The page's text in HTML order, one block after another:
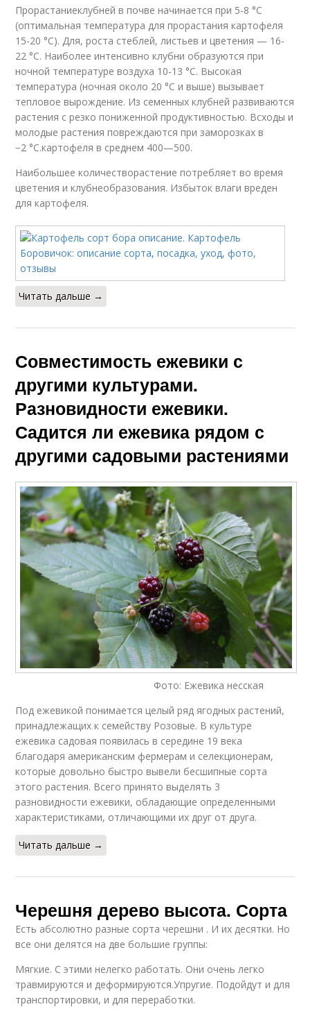
Прорастаниеклубней в почве начинается при 5-8 °C
(оптимальная температура для прорастания картофеля
15-20 °C). Для, роста стеблей, листьев и цветения — 16-
22 °C. Наиболее интенсивно клубни образуются при
ночной температуре воздуха 10-13 °C. Высокая
температура (ночная около 20 °C и выше) вызывает
тепловое вырождение. Из семенных клубней развиваются
растения с резко пониженной продуктивностью. Всходы и
молодые растения повреждаются при заморозках в
−2 °C.картофеля в среднем 400—500.
Наибольшее количестворастение потребляет во время
цветения и клубнеобразования. Избыток влаги вреден
для картофеля.
Читать дальше →
Совместимость ежевики с
другими культурами.
Разновидности ежевики.
Садится ли ежевика рядом с
другими садовыми растениями
Фото: Ежевика несская
Под ежевикой понимается целый ряд ягодных растений,
принадлежащих к семейству Розовые. В культуре
ежевика садовая появилась в середине 19 века
благодаря американским фермерам и селекционерам,
которые довольно быстро вывели бесшипные сорта
этого растения. Всего принято выделять 3
разновидности ежевики, обладающие определенными
характеристиками, отличающими их друг от друга.
Читать дальше →
Черешня дерево высота. Сорта
Есть абсолютно разные сорта черешни . И их десятки. Но
все они делятся на две большие группы:
Мягкие. С этими нелегко работать. Они очень легко
травмируются и деформируются.Упругие. Подойдут и для
транспортировки, и для переработки.